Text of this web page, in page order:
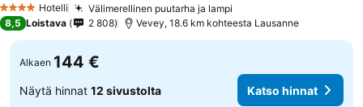
4 Tähtiluokitus
Hotelli Välimerellinen puutarha ja lampi
Katso hinnat
8,5 Loistava 2 808 Vevey, 18.6 km kohteesta Lausanne
Alkaen 144 €
Näytä hinnat 12 sivustolta Katso hinnat